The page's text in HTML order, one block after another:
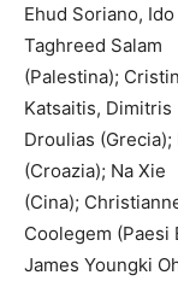
Ehud Soriano,
Taghreed Salam
(Palestina);
Katsaitis, Dimitris
Droulias
(Croazia); Na Xie
(Cina);
Coolegem (Paesi
James Youngki